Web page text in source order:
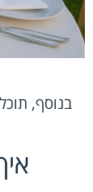
בנוסף,